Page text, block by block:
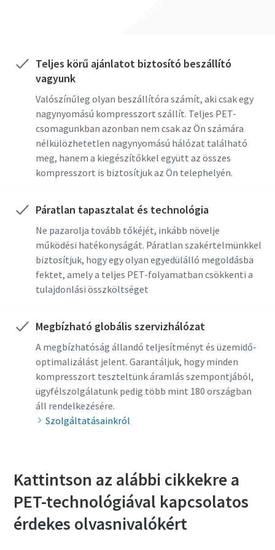
Teljes körű ajánlatot biztosító beszállító
vagyunk
Valószínűleg olyan beszállítóra számít, aki csak egy
nagynyomású kompresszort szállít. Teljes PET-
csomagunkban azonban nem csak az Ön számára
nélkülözhetetlen nagynyomású hálózat található
meg, hanem a kiegészítőkkel együtt az összes
kompresszort is biztosítjuk az Ön telephelyén.
Páratlan tapasztalat és technológia
Ne pazarolja tovább tőkéjét, inkább növelje
működési hatékonyságát. Páratlan szakértelmünkkel
biztosítjuk, hogy egy olyan egyedülálló megoldásba
fektet, amely a teljes PET-folyamatban csökkenti a
tulajdonlási összköltséget
Megbízható globális szervizhálózat
A megbízhatóság állandó teljesítményt és üzemidő-
optimalizálást jelent. Garantáljuk, hogy minden
kompresszort teszteltünk áramlás szempontjából,
ügyfélszolgálatunk pedig több mint 180 országban
áll rendelkezésére.
Szolgáltatásainkról
Kattintson az alábbi cikkekre a
PET-technológiával kapcsolatos
érdekes olvasnivalókért
A kérelem benyújtása után az
Atlas Copco fel tudja venni Önnel a
kapcsolatot a rendelkezésre álló
információ alapján. További
tudnivalókat az adatvédelmi
adatvédelmi szabályzatot
Lépjen kapcsolatba a PET-
megoldások szakértőjével
Robotellenes ellenőrzés
Kattintson az ellenőrzés megkezdéséhez
Friendly Captcha ⇗
Atlas Copco fel tudja venni Önnel a
kapcsolatot a rendelkezésre álló
információ alapján. További
tudnivalókat az adatvédelmi
szabályzatunkban talál.
A kérelem benyújtása után az
Atlas Copco fel tudja venni Önnel a
kapcsolatot a rendelkezésre álló
információ alapján. További
tudnivalókat az adatvédelmi
adatvédelmi szabályzatot
Lépjen kapcsolatba a PET-
megoldások szakértőjével
Robotellenes ellenőrzés
Kattintson az ellenőrzés megkezdéséhez
Friendly Captcha ⇗
Atlas Copco fel tudja venni Önnel a
kapcsolatot a rendelkezésre álló
információ alapján. További
tudnivalókat az adatvédelmi
szabályzatunkban talál.